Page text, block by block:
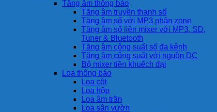
Tăng âm thông báo
Tăng âm truyền thanh số
Tăng âm số với MP3 phân zone
Tăng âm số liền mixer với MP3, SD,
Tuner & Bluetooth
Tăng âm công suất số đa kênh
Tăng âm công suất với nguồn DC
Bộ mixer tiền khuếch đại
Loa thông báo
Loa cột
Loa hộp
Loa âm trần
Loa sân vườn